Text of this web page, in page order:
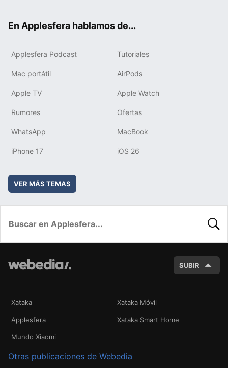
En Applesfera hablamos de...
Applesfera Podcast Tutoriales
Mac portátil AirPods
Apple TV Apple Watch
Rumores Ofertas
WhatsApp MacBook
iPhone 17 iOS 26
VER MÁS TEMAS
SUBIR
Xataka Xataka Móvil
Applesfera Xataka Smart Home
Mundo Xiaomi
Otras publicaciones de Webedia